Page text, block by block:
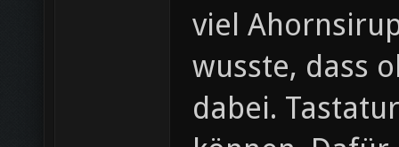
viel
wusste, dass
dabei.